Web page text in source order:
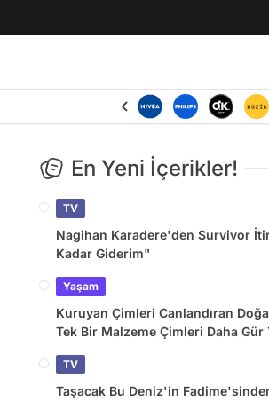
En Yeni İçerikler!
TV
Nagihan Karadere'den Survivor
Kadar Giderim"
Yaşam
Kuruyan Çimleri Canlandıran
Tek Bir Malzeme Çimleri Daha Gür
TV
Taşacak Bu Deniz'in